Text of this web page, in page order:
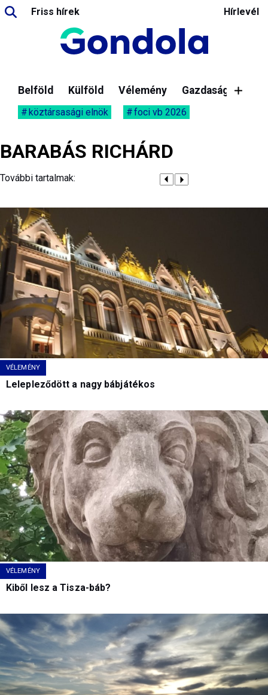
Friss hírek Hírlevél
Belföld Külföld Vélemény Gazdaság
köztársasági elnök foci vb 2026
BARABÁS RICHÁRD
További tartalmak:
VÉLEMÉNY
Lelepleződött a nagy bábjátékos
VÉLEMÉNY
Kiből lesz a Tisza-báb?